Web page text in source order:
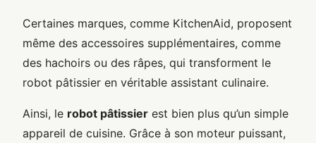
Certaines marques, comme KitchenAid, proposent
même des accessoires supplémentaires, comme
des hachoirs ou des râpes, qui transforment le
robot pâtissier en véritable assistant culinaire.
Ainsi, le robot pâtissier est bien plus qu’un simple
appareil de cuisine. Grâce à son moteur puissant,